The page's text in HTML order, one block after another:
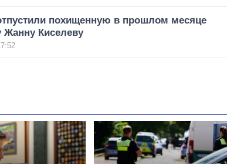
похищенную в прошлом месяце
Жанну Киселеву